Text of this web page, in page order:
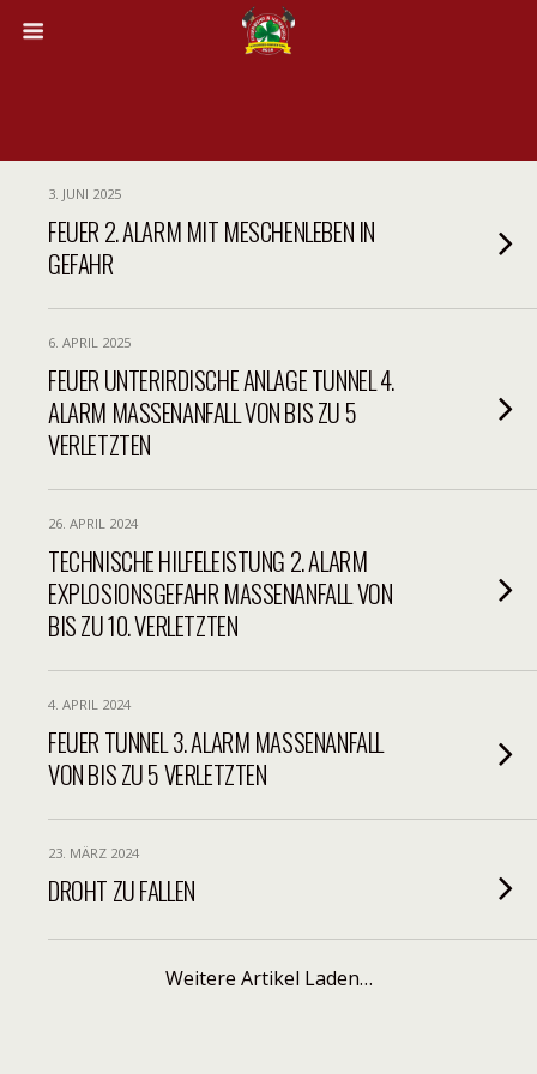
3. JUNI 2025
FEUER 2. ALARM MIT MESCHENLEBEN IN
GEFAHR
6. APRIL 2025
FEUER UNTERIRDISCHE ANLAGE TUNNEL 4.
ALARM MASSENANFALL VON BIS ZU 5
VERLETZTEN
26. APRIL 2024
TECHNISCHE HILFELEISTUNG 2. ALARM
EXPLOSIONSGEFAHR MASSENANFALL VON
BIS ZU 10. VERLETZTEN
4. APRIL 2024
FEUER TUNNEL 3. ALARM MASSENANFALL
VON BIS ZU 5 VERLETZTEN
23. MÄRZ 2024
DROHT ZU FALLEN
Weitere Artikel Laden…